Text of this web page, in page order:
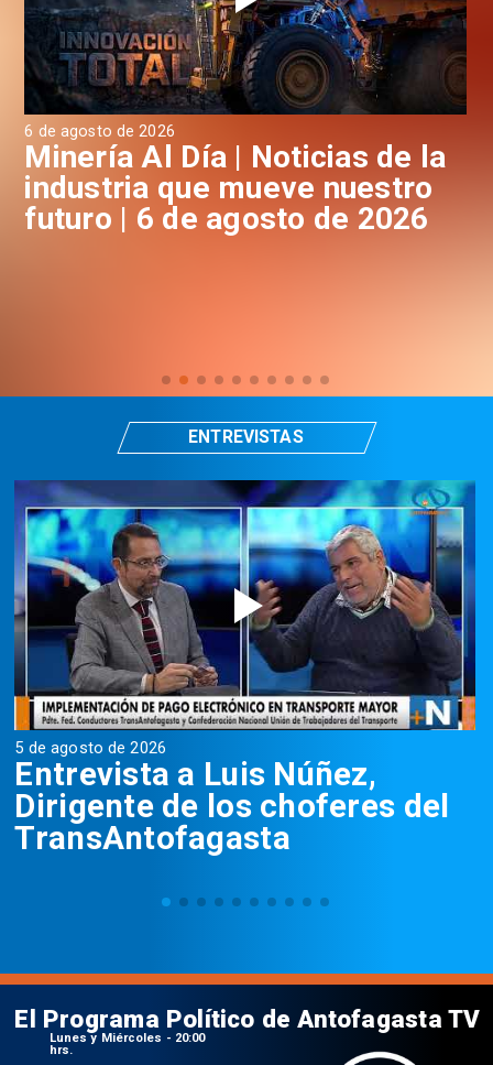
6 de agosto de 2026
Minería Al Día | Noticias de la
industria que mueve nuestro
futuro | 6 de agosto de 2026
5 de agosto de 2026
Entrevista a Luis Núñez,
Dirigente de los choferes del
TransAntofagasta
ENTREVISTAS
El Programa Político de Antofagasta TV
Lunes y Miércoles - 20:00
hrs.